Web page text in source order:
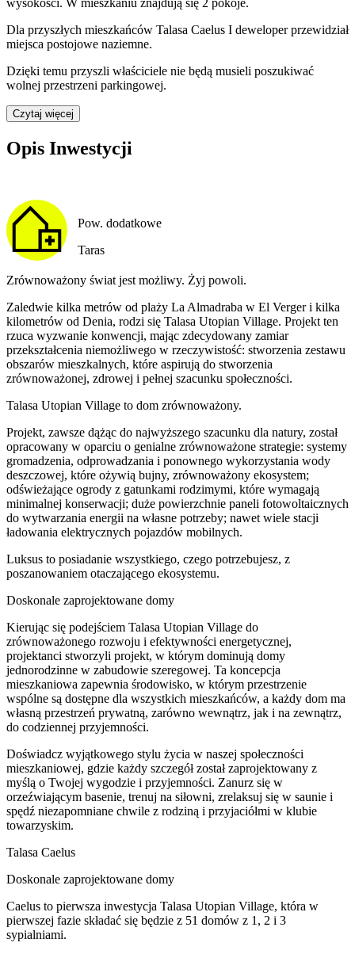
wysokości. W mieszkaniu znajdują się 2 pokoje.
Dla przyszłych mieszkańców Talasa Caelus I deweloper przewidział
miejsca postojowe naziemne.
Dzięki temu przyszli właściciele nie będą musieli poszukiwać
wolnej przestrzeni parkingowej.
Czytaj więcej
Opis Inwestycji
Pow. dodatkowe
Taras
Zrównoważony świat jest możliwy. Żyj powoli.
Zaledwie kilka metrów od plaży La Almadraba w El Verger i kilka
kilometrów od Denia, rodzi się Talasa Utopian Village. Projekt ten
rzuca wyzwanie konwencji, mając zdecydowany zamiar
przekształcenia niemożliwego w rzeczywistość: stworzenia zestawu
obszarów mieszkalnych, które aspirują do stworzenia
zrównoważonej, zdrowej i pełnej szacunku społeczności.
Talasa Utopian Village to dom zrównoważony.
Projekt, zawsze dążąc do najwyższego szacunku dla natury, został
opracowany w oparciu o genialne zrównoważone strategie: systemy
gromadzenia, odprowadzania i ponownego wykorzystania wody
deszczowej, które ożywią bujny, zrównoważony ekosystem;
odświeżające ogrody z gatunkami rodzimymi, które wymagają
minimalnej konserwacji; duże powierzchnie paneli fotowoltaicznych
do wytwarzania energii na własne potrzeby; nawet wiele stacji
ładowania elektrycznych pojazdów mobilnych.
Luksus to posiadanie wszystkiego, czego potrzebujesz, z
poszanowaniem otaczającego ekosystemu.
Doskonale zaprojektowane domy
Kierując się podejściem Talasa Utopian Village do
zrównoważonego rozwoju i efektywności energetycznej,
projektanci stworzyli projekt, w którym dominują domy
jednorodzinne w zabudowie szeregowej. Ta koncepcja
mieszkaniowa zapewnia środowisko, w którym przestrzenie
wspólne są dostępne dla wszystkich mieszkańców, a każdy dom ma
własną przestrzeń prywatną, zarówno wewnątrz, jak i na zewnątrz,
do codziennej przyjemności.
Doświadcz wyjątkowego stylu życia w naszej społeczności
mieszkaniowej, gdzie każdy szczegół został zaprojektowany z
myślą o Twojej wygodzie i przyjemności. Zanurz się w
orzeźwiającym basenie, trenuj na siłowni, zrelaksuj się w saunie i
spędź niezapomniane chwile z rodziną i przyjaciółmi w klubie
towarzyskim.
Talasa Caelus
Doskonale zaprojektowane domy
Caelus to pierwsza inwestycja Talasa Utopian Village, która w
pierwszej fazie składać się będzie z 51 domów z 1, 2 i 3
sypialniami.